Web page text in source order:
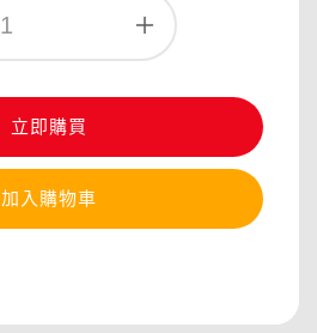
立即購買
加入購物車